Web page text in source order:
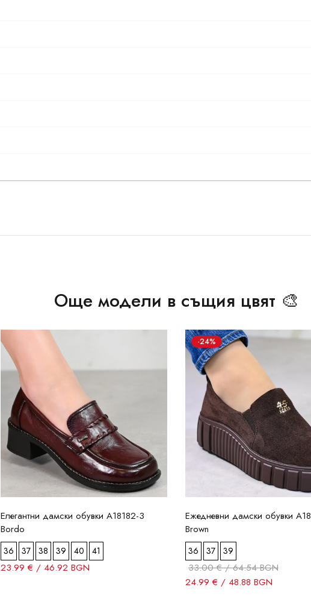
Още модели в същия цвят 🎨
Елегантни дамски обувки A18182-3
Bordo
36 37 38 39 40 41
23.99 € / 46.92 BGN
-24%
Ежедневни дамски обувки
Brown
36 37 39
33.00 € / 64.54 BGN
24.99 € / 48.88 BGN